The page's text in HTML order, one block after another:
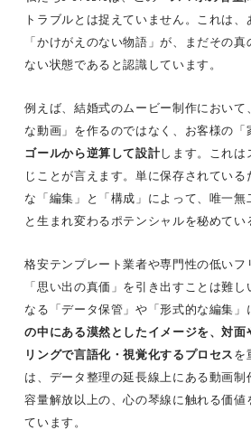
トラブルとは捉えていません。これは
「かけがえのない物語」が、まだその
ない状態であると認識しています。
例えば、結婚式のムービー制作において
な動画」を作るのではなく、お客様の「
ゴールから逆算して設計します。これは
じことが言えます。単に保存されている
な「編集」と「構成」によって、唯一無
と生まれ変わるポテンシャルを秘めてい
格安テンプレート業者や専門性の低いフ
「思い出の真価」を引き出すことは難
なる「データ保管」や「形式的な編集
の中にある漠然としたイメージを、対面
リングで言語化・視覚化するプロセスを
は、データ整理の延長線上にある動画制
容量解放以上の、心の琴線に触れる価値
ています。